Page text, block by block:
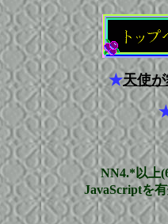
★天使
NN4.*以上
JavaScriptを